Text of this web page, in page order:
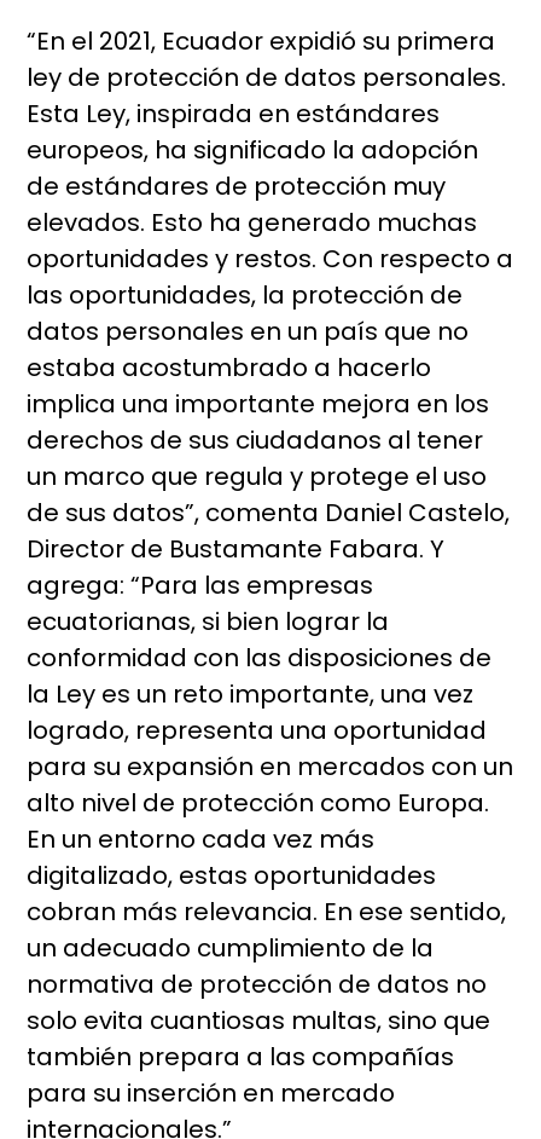
“En el 2021, Ecuador expidió su primera
ley de protección de datos personales.
Esta Ley, inspirada en estándares
europeos, ha significado la adopción
de estándares de protección muy
elevados. Esto ha generado muchas
oportunidades y restos. Con respecto a
las oportunidades, la protección de
datos personales en un país que no
estaba acostumbrado a hacerlo
implica una importante mejora en los
derechos de sus ciudadanos al tener
un marco que regula y protege el uso
de sus datos”, comenta Daniel Castelo,
Director de Bustamante Fabara. Y
agrega: “Para las empresas
ecuatorianas, si bien lograr la
conformidad con las disposiciones de
la Ley es un reto importante, una vez
logrado, representa una oportunidad
para su expansión en mercados con un
alto nivel de protección como Europa.
En un entorno cada vez más
digitalizado, estas oportunidades
cobran más relevancia. En ese sentido,
un adecuado cumplimiento de la
normativa de protección de datos no
solo evita cuantiosas multas, sino que
también prepara a las compañías
para su inserción en mercado
internacionales.”